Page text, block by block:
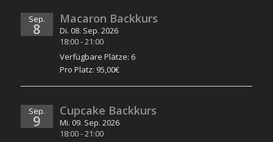
Sep.
8
Macaron Backkurs
Di. 08. Sep. 2026
18:00-21:00
Verfügbare Plätze: 6
Pro Platz: 95,00€
Sep.
9
Cupcake Backkurs
Mi. 09. Sep. 2026
18:00-21:00